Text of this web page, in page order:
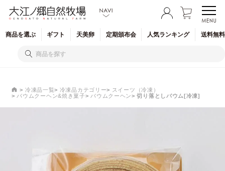
商品を選ぶ ギフト 天美卵 定期頒布会 人気ランキング 送料無
冷凍品一覧 冷凍品カテゴリー
スイーツ（冷凍）
バウムクーヘン&焼き菓子
バウムクーヘン 切り落としバウム[冷凍]